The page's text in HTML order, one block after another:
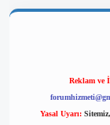
Reklam ve
Yasal Uyarı: